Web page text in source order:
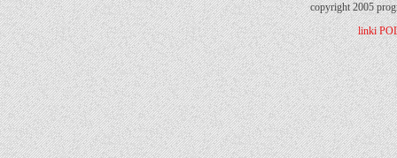
copyright 2005
linki